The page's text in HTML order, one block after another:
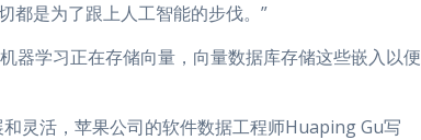
都是为了跟上人工智能的步伐。”
器学习正在存储向量，向量数据库存储这些嵌入以便
灵活，苹果公司的软件数据工程师Huaping Gu写